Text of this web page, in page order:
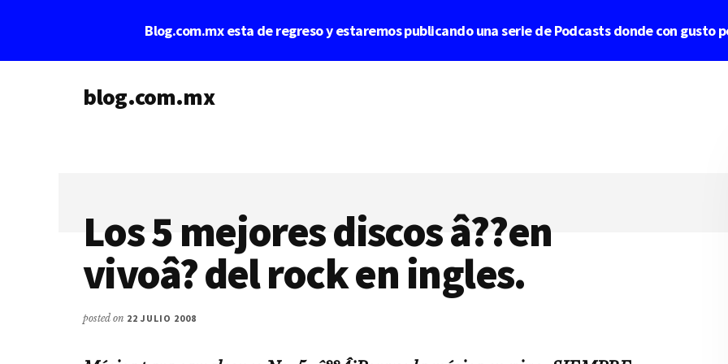
Blog.com.mx esta de regreso y estaremos publicando una serie de Podcasts donde con gusto
Additionalblog.com.mx
Los 5 mejores discos â??en
vivoâ? del rock en ingles.
posted on 22 JULIO 2008